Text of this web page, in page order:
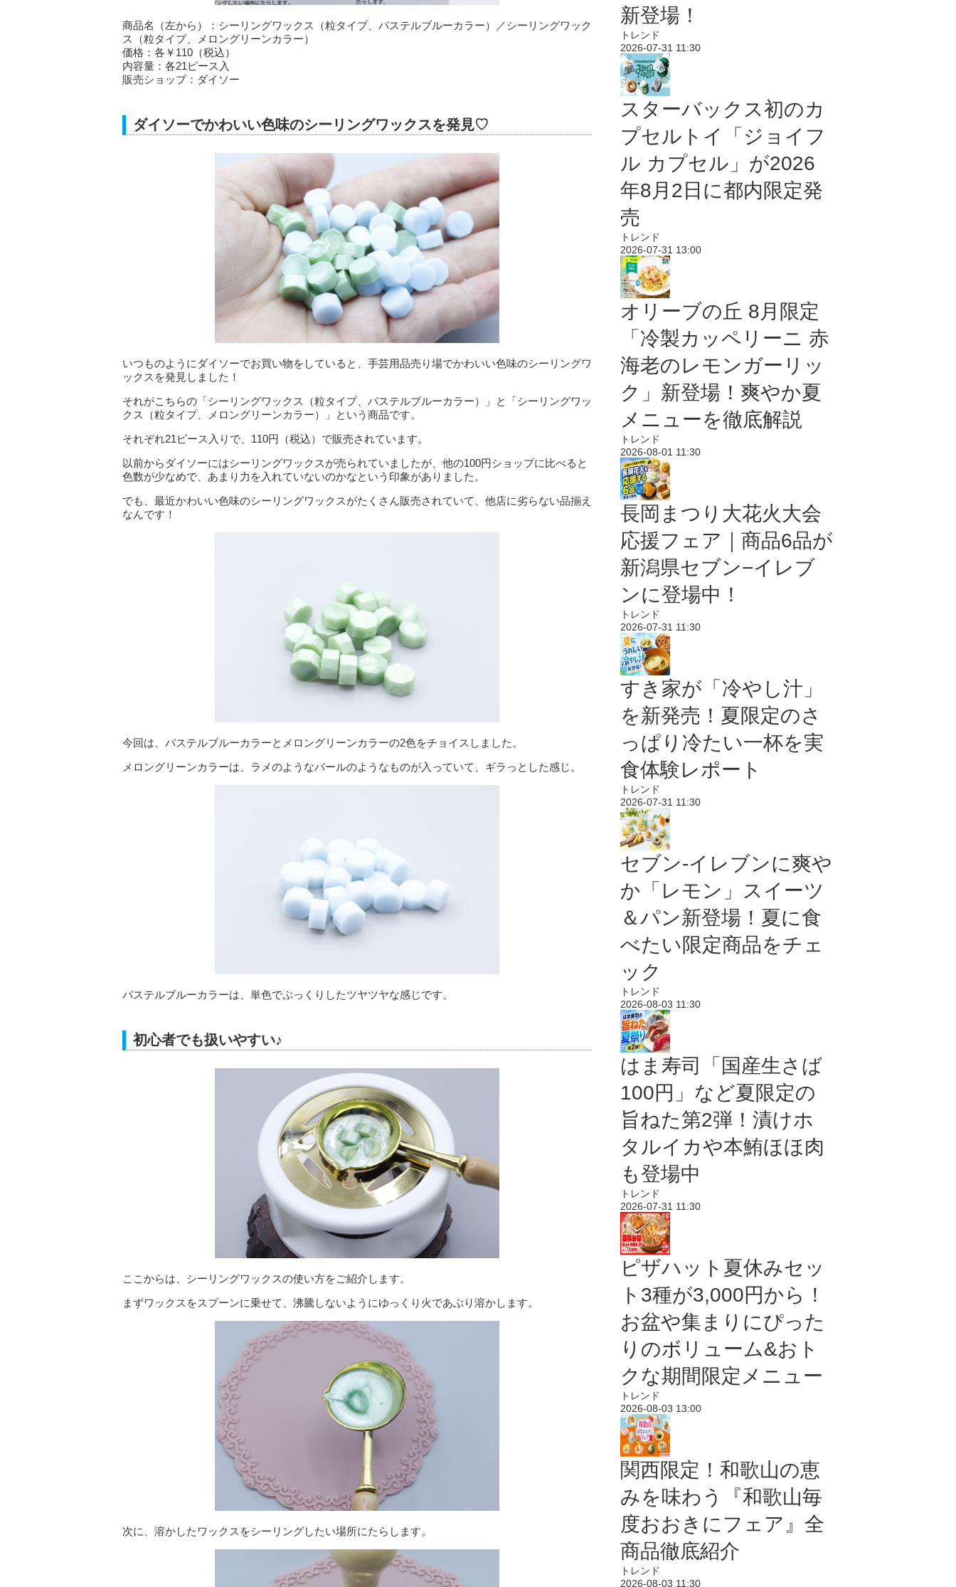
商品名（左から）：シーリングワックス（粒タイプ、パステルブルーカラー）／シーリングワック
ス（粒タイプ、メロングリーンカラー）
価格：各￥110（税込）
内容量：各21ピース入
販売ショップ：ダイソー
ダイソーでかわいい色味のシーリングワックスを発見♡
いつものようにダイソーでお買い物をしていると、手芸用品売り場でかわいい色味のシーリングワ
ックスを発見しました！
それがこちらの「シーリングワックス（粒タイプ、パステルブルーカラー）」と「シーリングワッ
クス（粒タイプ、メロングリーンカラー）」という商品です。
それぞれ21ピース入りで、110円（税込）で販売されています。
以前からダイソーにはシーリングワックスが売られていましたが、他の100円ショップに比べると
色数が少なめで、あまり力を入れていないのかなという印象がありました。
でも、最近かわいい色味のシーリングワックスがたくさん販売されていて、他店に劣らない品揃え
なんです！
今回は、パステルブルーカラーとメロングリーンカラーの2色をチョイスしました。
メロングリーンカラーは、ラメのようなパールのようなものが入っていて、ギラっとした感じ。
パステルブルーカラーは、単色でぷっくりしたツヤツヤな感じです。
初心者でも扱いやすい♪
ここからは、シーリングワックスの使い方をご紹介します。
まずワックスをスプーンに乗せて、沸騰しないようにゆっくり火であぶり溶かします。
次に、溶かしたワックスをシーリングしたい場所にたらします。
新登場！
トレンド
2026-07-31 11:30
スターバックス初のカ
プセルトイ「ジョイフ
ル カプセル」が2026
年8月2日に都内限定発
売
トレンド
2026-07-31 13:00
オリーブの丘 8月限定
「冷製カッペリーニ 赤
海老のレモンガーリッ
ク」新登場！爽やか夏
メニューを徹底解説
トレンド
2026-08-01 11:30
長岡まつり大花火大会
応援フェア｜商品6品が
新潟県セブン−イレブ
ンに登場中！
トレンド
2026-07-31 11:30
すき家が「冷やし汁」
を新発売！夏限定のさ
っぱり冷たい一杯を実
食体験レポート
トレンド
2026-07-31 11:30
セブン‐イレブンに爽や
か「レモン」スイーツ
＆パン新登場！夏に食
べたい限定商品をチェ
ック
トレンド
2026-08-03 11:30
はま寿司「国産生さば
100円」など夏限定の
旨ねた第2弾！漬けホ
タルイカや本鮪ほほ肉
も登場中
トレンド
2026-07-31 11:30
ピザハット夏休みセッ
ト3種が3,000円から！
お盆や集まりにぴった
りのボリューム&おト
クな期間限定メニュー
トレンド
2026-08-03 13:00
関西限定！和歌山の恵
みを味わう『和歌山毎
度おおきにフェア』全
商品徹底紹介
トレンド
2026-08-03 11:30